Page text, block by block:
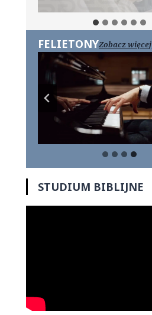
FELIETONYZobacz więcej
STUDIUM BIBLIJNE